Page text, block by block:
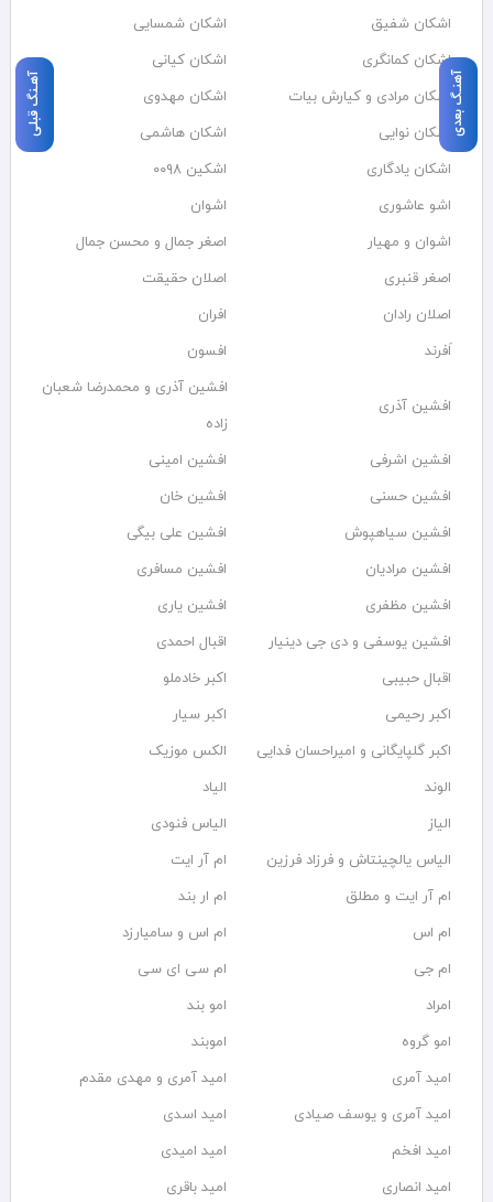
آهنـگ بعدی آهـنگ قبلی
اشکان شفیق
اشکان شمسایی
اشکان‌ کمانگری
اشکان کیانی
اشکان مرادی و کیارش بیات
اشکان مهدوی
اشکان نوایی
اشکان هاشمی
اشکان یادگاری
اشکین ۰۰۹۸
اشو عاشوری
اشوان
اشوان و مهیار
اصغر جمال و محسن جمال
اصغر قنبری
اصلان حقیقت
اصلان رادان
افران
اَفرند
افسون
افشین آذری
افشین آذری و محمدرضا شعبان
زاده
افشین اشرفی
افشین امینی
افشین حسنی
افشین خان
افشین سیاهپوش
افشین علی بیگی
افشین مرادیان
افشین مسافری
افشین مظفری
افشین یاری
افشین یوسفی و دی جی دینیار
اقبال احمدی
اقبال حبیبی
اکبر خادملو
اکبر رحیمی
اکبر سیار
اکبر گلپایگانی و امیراحسان فدایی
الکس موزیک
الوند
الیاد
الیاز
الیاس فنودی
الیاس یالچینتاش و فرزاد فرزین
ام آر ایت
ام آر ایت و مطلق
ام‌ ار بند
ام اس
ام اس و سامیارزد
ام جی
ام سی ای سی
امراد
امو بند
امو گروه
اموبند
امید آمری
امید آمری و مهدی مقدم
امید آمری و یوسف صیادی
امید اسدی
امید افخم
امید امیدی
امید انصاری
امید باقری